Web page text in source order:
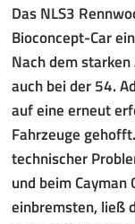
Das NLS3
Bioconcept-Car
Nach dem
auch bei der 54.
auf eine erneut
Fahrzeuge
technischer
und beim
einbremsten, ließ